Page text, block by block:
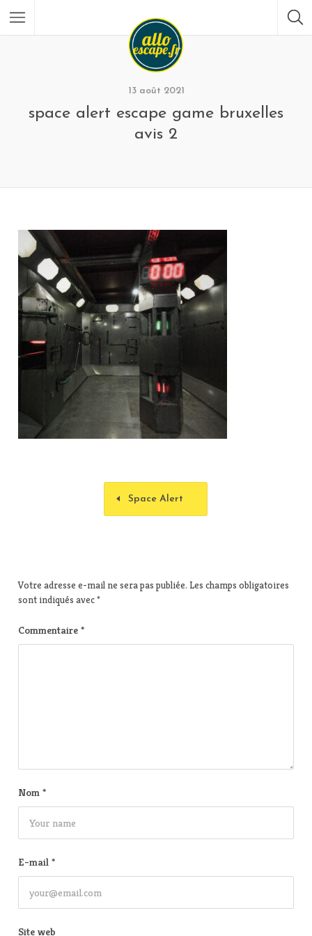
13 août 2021
space alert escape game bruxelles
avis 2
Space Alert
Votre adresse e-mail ne sera pas publiée. Les champs obligatoires
sont indiqués avec*
Commentaire *
Nom *
E-mail *
Site web